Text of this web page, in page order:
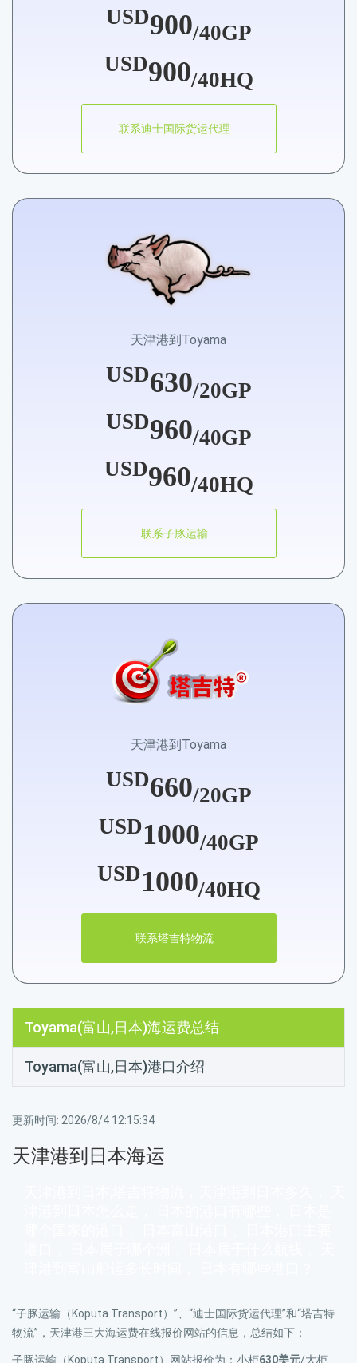
USD900/40GP
USD900/40HQ
联系迪士国际货运代理
天津港到Toyama
USD630/20GP
USD960/40GP
USD960/40HQ
联系子豚运输
天津港到Toyama
USD660/20GP
USD1000/40GP
USD1000/40HQ
联系塔吉特物流
Toyama(富山,日本)海运费总结
Toyama(富山,日本)港口介绍
更新时间: 2026/8/4 12:15:34
天津港到日本海运
“子豚运输（Koputa Transport）”、“迪士国际货运代理”和“塔吉特
物流”，天津港三大海运费在线报价网站的信息，总结如下：
子豚运输（Koputa Transport）网站报价为：小柜630美元/大柜